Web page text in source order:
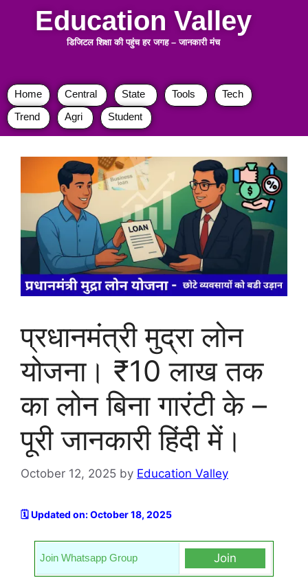
Education Valley
डिजिटल शिक्षा की पहुंच हर जगह–जानकारी मंच
Home Central State Tools
Tech
Trend
Agri Student
प्रधानमंत्री मुद्रा लोन
योजना। ₹10 लाख तक
का लोन बिना गारंटी के –
पूरी जानकारी हिंदी में।
October 12, 2025 by Education Valley
🗓️ Updated on: October 18, 2025
Join Whatsapp Group Join